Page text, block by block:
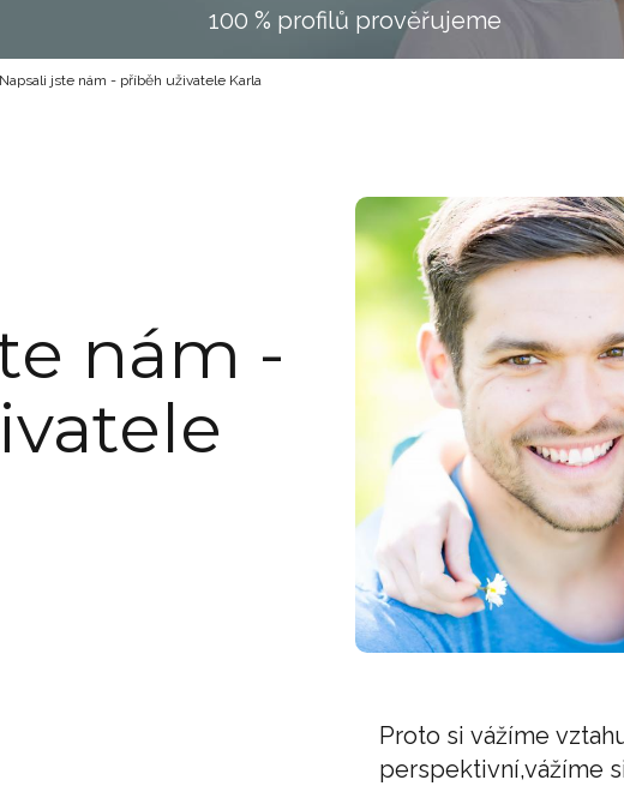
100 % profilů prověřujeme
Napsali jste nám - příběh uživatele Karla
nám -
Proto si vážíme
perspektivní,vážíme